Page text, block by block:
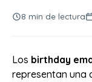
8 min de lectura
Los birthday
representan una